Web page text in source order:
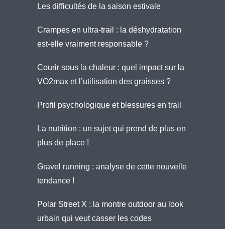
Les difficultés de la saison estivale
Crampes en ultra-trail : la déshydratation
est-elle vraiment responsable ?
Courir sous la chaleur : quel impact sur la
VO2max et l’utilisation des graisses ?
Profil psychologique et blessures en trail
La nutrition : un sujet qui prend de plus en
plus de place !
Gravel running : analyse de cette nouvelle
tendance !
Polar Street X : la montre outdoor au look
urbain qui veut casser les codes